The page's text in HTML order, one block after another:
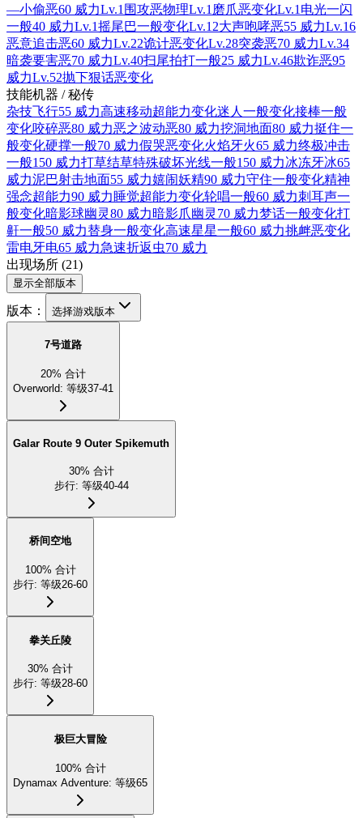
—小偷恶60 威力Lv.1 围攻恶物理Lv.1 磨爪恶变化Lv.1 电光一闪
一般40 威力Lv.1摇尾巴一般变化Lv.12大声咆哮恶55 威力Lv.16
恶意追击恶60 威力Lv.22诡计恶变化Lv.28突袭恶70 威力Lv.34
暗袭要害恶70 威力Lv.40扫尾拍打一般25 威力Lv.46欺诈恶95
威力Lv.52抛下狠话恶变化
技能机器 / 秘传
杂技飞行55 威力高速移动超能力变化迷人 一般变化接棒一般
变化咬碎恶80 威力恶之波动恶80 威力挖洞地面80 威力挺住一
般变化硬撑一般70 威力假哭恶变化火焰牙火65 威力终极冲击
一般150 威力打草结草特殊破坏光线一般150 威力冰冻牙冰65
威力泥巴射击地面55 威力嬉闹妖精90 威力守住一般变化精神
强念超能力90 威力睡觉超能力变化轮唱一般60 威力刺耳声一
般变化暗影球幽灵80 威力暗影爪幽灵 70 威力梦话一般变化打
鼾一般50 威力替身一般变化高速星星一般60 威力挑衅恶变化
雷电牙电65 威力急速折返虫70 威力
出现场所 (21)
显示全部版本
版本： 选择游戏版本
7号道路
20% 合计
Overworld: 等级37-41
Galar Route 9 Outer Spikemuth
30% 合计
步行: 等级40-44
桥间空地
100% 合计
步行: 等级26-60
拳关丘陵
30% 合计
步行: 等级28-60
极巨大冒险
100% 合计
Dynamax Adventure: 等级65